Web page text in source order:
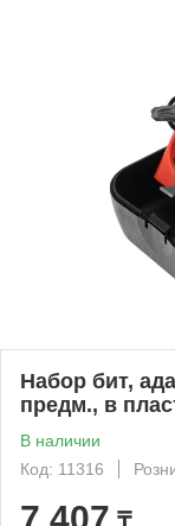
Набор бит,
предм., в
В наличии
Код: 11316
7 407